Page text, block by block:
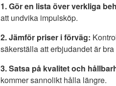
1. Gör en lista över verkliga
att undvika impulsköp.
2. Jämför priser i förväg:
säkerställa att erbjudandet är bra
3. Satsa på kvalitet och
kommer sannolikt hålla längre.